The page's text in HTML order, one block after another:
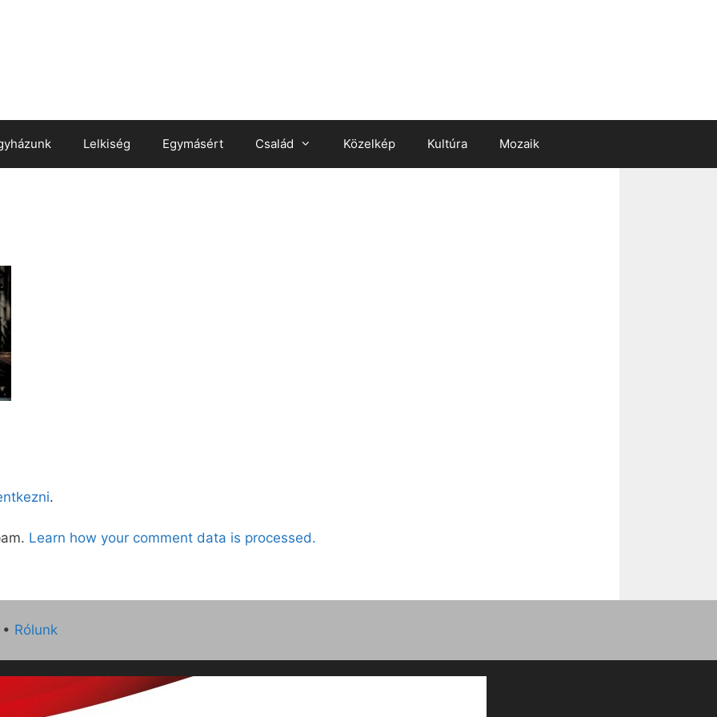
Lelkiség Egymásért Család Közelkép Kultúra Mozaik
.
Learn how your comment data is processed.
• Rólunk